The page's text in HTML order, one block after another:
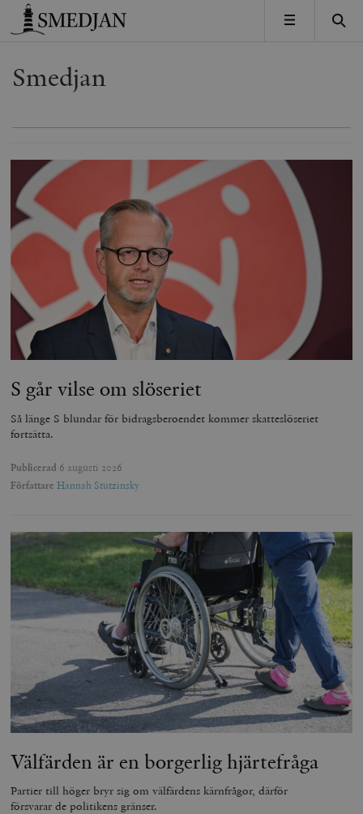
Timbro
MENY
Smedjan
S går vilse om slöseriet
Så länge S blundar för bidragsberoendet kommer skatteslöseriet
fortsätta.
Publicerad 6 augusti 2026
Författare Hannah Stutzinsky
Välfärden är en borgerlig hjärtefråga
Partier till höger bryr sig om välfärdens kärnfrågor, därför
försvarar de politikens gränser.